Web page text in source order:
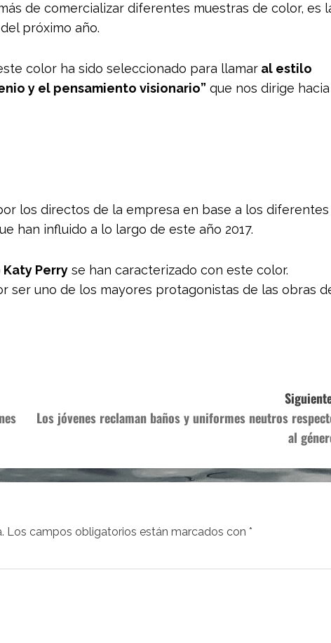
de comercializar diferentes muestras de color, es
próximo año.
color ha sido seleccionado para llamar al estilo
y el pensamiento visionario” que nos dirige hacia
los directos de la empresa en base a los diferentes
han influido a lo largo de este año 2017.
Perry se han caracterizado con este color.
ser uno de los mayores protagonistas de las obras
Los jóvenes reclaman baños y uniformes neutros
al
Los campos obligatorios están marcados con *